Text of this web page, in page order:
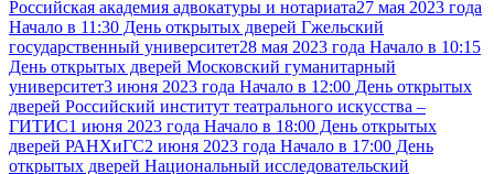
Российская академия адвокатуры и нотариата27 мая 2023 года
Начало в 11:30 День открытых дверей Гжельский
государственный университет28 мая 2023 года Начало в 10:15
День открытых дверей Московский гуманитарный
университет3 июня 2023 года Начало в 12:00 День открытых
дверей Российский институт театрального искусства –
ГИТИС1 июня 2023 года Начало в 18:00 День открытых
дверей РАНХиГС2 июня 2023 года Начало в 17:00 День
открытых дверей Национальный исследовательский